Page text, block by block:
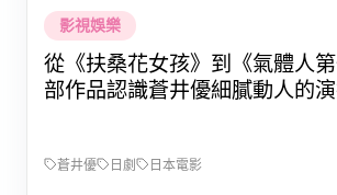
影視娛樂
從《扶桑花女孩》到《氣體人
部作品認識蒼井優細膩動人的
蒼井優 日劇 日本電影